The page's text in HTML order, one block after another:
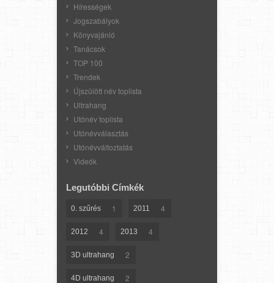
Hírességek
Jogszabályok
Könyvajánló
Tanácsok
TOP 100
Trendek
Újszülött név toplista
Ultrahang
Utónév toplista
Utónévválasztás
Utónévváltoztatás
Videók
Legutóbbi Címkék
0. szűrés 1 2011 4
2012 4 2013 4
3D ultrahang 2
4D ultrahang 2